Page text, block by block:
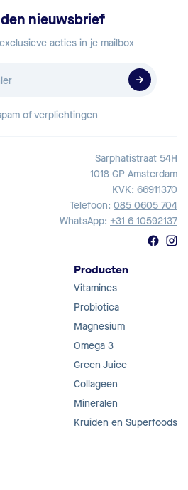
nieuwsbrief
acties in je mailbox
of verplichtingen
Sarphatistraat 54H
1018 GP Amsterdam
KVK: 66911370
Telefoon: 085 0605 704
WhatsApp: +31 6 10592137
Producten
Vitamines
Probiotica
Magnesium
Omega 3
Green Juice
Collageen
Mineralen
Kruiden en Superfoods